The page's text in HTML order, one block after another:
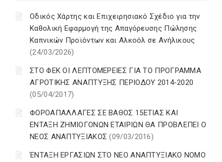
Οδικός Χάρτης και Επιχειρησιακό Σχέδιο για την
Καθολική Εφαρμογή της Απαγόρευσης Πώλησης
Καπνικών Προϊόντων και Αλκοόλ σε Ανήλικους
(24/03/2026)
ΣΤΟ ΦΕΚ ΟΙ ΛΕΠΤΟΜΕΡΕΙΕΣ ΓΙΑ ΤΟ ΠΡΟΓΡΑΜΜΑ
ΑΓΡΟΤΙΚΗΣ ΑΝΑΠΤΥΞΗΣ ΠΕΡΙΟΔΟΥ 2014-2020
(05/04/2017)
ΦΟΡΟΑΠΑΛΛΑΓΕΣ ΣΕ ΒΑΘΟΣ 15ΕΤΙΑΣ ΚΑΙ
ΕΝΤΑΞΗ ΖΗΜΙΟΓΟΝΩΝ ΕΤΑΙΡΙΩΝ ΘΑ ΠΡΟΒΛΕΠΕΙ Ο
ΝΕΟΣ ΑΝΑΠΤΥΞΙΑΚΟΣ(09/03/2016)
ΈΝΤΑΞΗ ΕΡΓΑΣΙΩΝ ΣΤΟ ΝΕΟ ΑΝΑΠΤΥΞΙΑΚΟ ΝΟΜΟ